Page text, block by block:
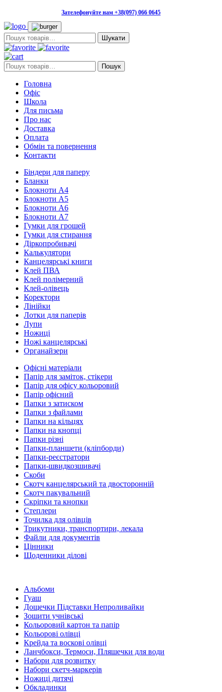
Зателефонуйте нам +38(097) 066 0645
Пошук:
Пошук: Пошук
Головна
Офіс
Школа
Для письма
Про нас
Доставка
Оплата
Обмін та повернення
Контакти
Біндери для паперу
Бланки
Блокноти А4
Блокноти А5
Блокноти А6
Блокноти А7
Гумки для грошей
Гумки для стирання
Діркопробивачі
Калькулятори
Канцелярські книги
Клей ПВА
Клей полімерний
Клей-олівець
Коректори
Лінійки
Лотки для паперів
Лупи
Ножиці
Ножі канцелярські
Органайзери
Офісні матеріали
Папір для заміток, стікери
Папір для офісу кольоровий
Папір офісний
Папки з затиском
Папки з файлами
Папки на кільцях
Папки на кнопці
Папки різні
Папки-планшети (кліпборди)
Папки-реєстратори
Папки-швидкозшивачі
Скоби
Скотч канцелярський та двосторонній
Скотч пакувальний
Скріпки та кнопки
Степлери
Точилка для олівців
Трикутники, транспортири, лекала
Файли для документів
Цінники
Щоденники ділові
Альбоми
Гуаш
Дощечки Підставки Непроливайки
Зошити учнівські
Кольоровий картон та папір
Кольорові олівці
Крейда та воскові олівці
Ланчбокси, Термоси, Пляшечки для води
Набори для розвитку
Набори скетч-маркерів
Ножиці дитячі
Обкладинки